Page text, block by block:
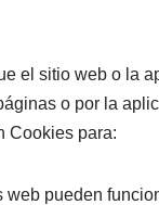
el sitio web o la
o por la
Cookies para:
pueden